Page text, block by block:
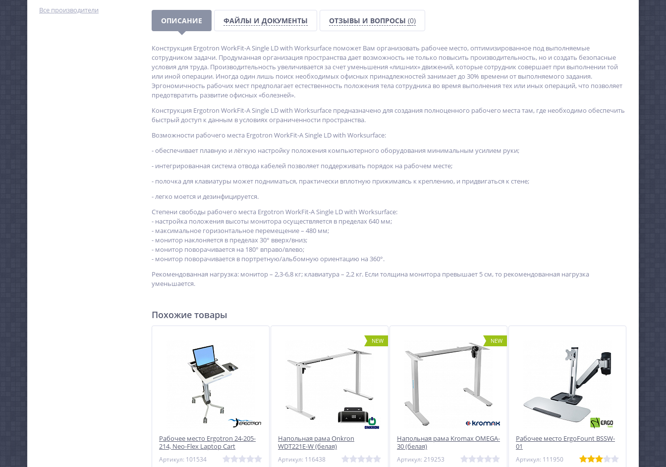
Все производители
ОПИСАНИЕ ФАЙЛЫ И ДОКУМЕНТЫ ОТЗЫВЫ И ВОПРОСЫ (0)
Конструкция Ergotron WorkFit-A Single LD with Worksurface поможет Вам организовать рабочее место, оптимизированное под выполняемые
сотрудником задачи. Продуманная организация пространства дает возможность не только повысить производительность, но и создать безопасные
условия для труда. Производительность увеличивается за счет уменьшения «лишних» движений, которые сотрудник совершает при выполнении той
или иной операции. Иногда один лишь поиск необходимых офисных принадлежностей занимает до 30% времени от выполняемого задания.
Эргономичность рабочих мест предполагает естественность положения тела сотрудника во время выполнения тех или иных операций, что позволяет
предотвратить развитие офисных «болезней».
Конструкция Ergotron WorkFit-A Single LD with Worksurface предназначено для создания полноценного рабочего места там, где необходимо обеспечить
быстрый доступ к данным в условиях ограниченности пространства.
Возможности рабочего места Ergotron WorkFit-A Single LD with Worksurface:
- обеспечивает плавную и лёгкую настройку положения компьютерного оборудования минимальным усилием руки;
- интегрированная система отвода кабелей позволяет поддерживать порядок на рабочем месте;
- полочка для клавиатуры может подниматься, практически вплотную прижимаясь к креплению, и придвигаться к стене;
- легко моется и дезинфицируется.
Степени свободы рабочего места Ergotron WorkFit-A Single LD with Worksurface:
- настройка положения высоты монитора осуществляется в пределах 640 мм;
- максимальное горизонтальное перемещение – 480 мм;
- монитор наклоняется в пределах 30° вверх/вниз;
- монитор поворачивается на 180° вправо/влево;
- монитор поворачивается в портретную/альбомную ориентацию на 360°.
Рекомендованная нагрузка: монитор – 2,3-6,8 кг; клавиатура – 2,2 кг. Если толщина монитора превышает 5 см, то рекомендованная нагрузка
уменьшается.
Похожие товары
Рабочее место Ergotron 24-205-
214, Neo-Flex Laptop Cart
Артикул: 101534
NEW
Напольная рама Onkron
WDT221E-W (белая)
Артикул: 116438
NEW
Напольная рама Kromax OMEGA-
30 (белая)
Артикул: 219253
Рабочее место ErgoFount BSSW-
01
Артикул: 111950